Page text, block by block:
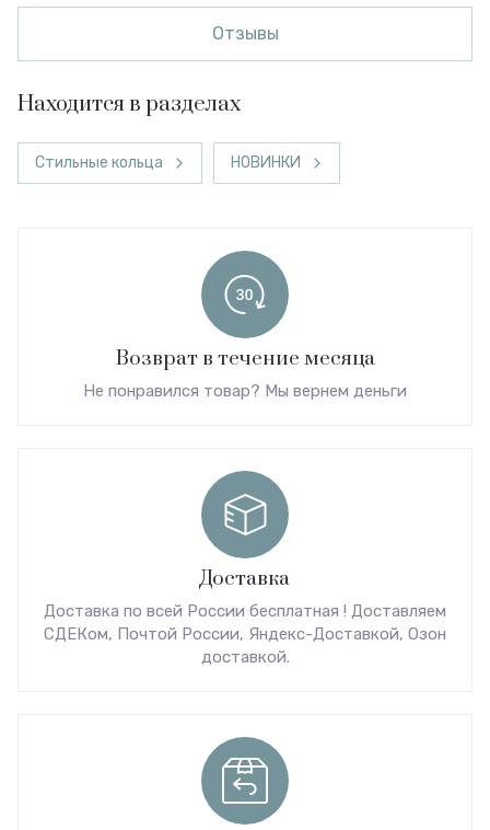
Отзывы
Находится в разделах
Стильные кольца НОВИНКИ
Возврат в течение месяца
Не понравился товар? Мы вернем деньги
Доставка
Доставка по всей России бесплатная ! Доставляем
СДЕКом, Почтой России, Яндекс-Доставкой, Озон
доставкой.